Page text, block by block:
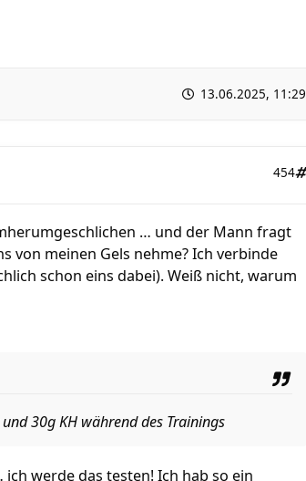
13.06.2025, 11:29
454
… und der Mann fragt
von meinen Gels nehme? Ich verbinde
schon eins dabei). Weiß nicht, warum
30g KH während des Trainings
werde das testen! Ich hab so ein